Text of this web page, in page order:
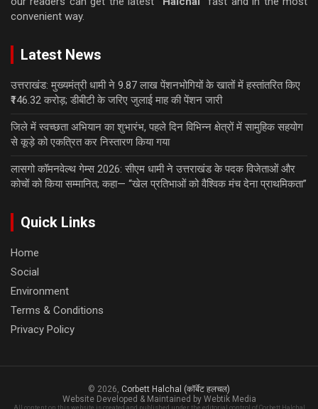
convenient way.
Latest News
उत्तराखंड: मुख्यमंत्री धामी ने 9.87 लाख पेंशनभोगियों के खातों में हस्तांतरित किए
₹146.32 करोड़; डीबीटी के जरिए जुलाई माह की पेंशन जारी
जिले में स्वच्छता अभियान का शुभारंभ, पहले दिन विभिन्न क्षेत्रों में सामुहिक सहयोग
से कूड़े को एकत्रित कर निस्तारण किया गया
लासगो कॉमनवेल्थ गेम्स 2026: सीएम धामी ने उत्तराखंड के पदक विजेताओं और
कोचों को किया सम्मानित; कहा— “खेल प्रतिभाओं को वैश्विक मंच देना प्राथमिकता”
Quick Links
Home
Social
Environment
Terms & Conditions
Privacy Policy
© 2026, Corbett Halchal (कॉर्बेट हलचल)
Website Developed & Maintained by Webtik Media